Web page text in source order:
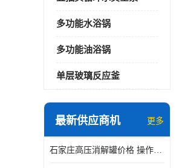
多功能水浴锅
多功能油浴锅
单层玻璃反应釜
最新供应商机 更多
石家庄高压消解罐价格 操作简单 使用安全